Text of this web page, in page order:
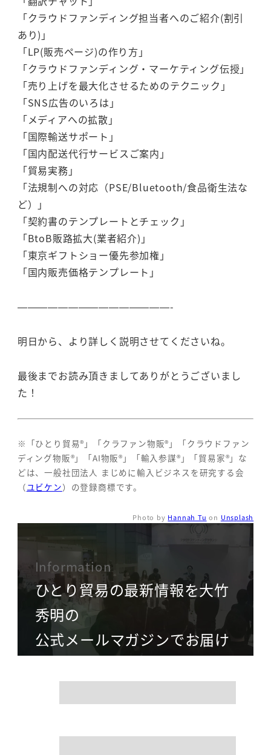
「クラウドファンディング担当者へのご紹介(割引
あり)」
「LP(販売ページ)の作り方」
「クラウドファンディング・マーケティング伝授」
「売り上げを最大化させるためのテクニック」
「SNS広告のいろは」
「メディアへの拡散」
「国際輸送サポート」
「国内配送代行サービスご案内」
「貿易実務」
「法規制への対応（PSE/Bluetooth/食品衛生法な
ど）」
「契約書のテンプレートとチェック」
「BtoB販路拡大(業者紹介)」
「東京ギフトショー優先参加権」
「国内販売価格テンプレート」
———————————————-
明日から、より詳しく説明させてくださいね。
最後までお読み頂きましてありがとうございまし
た！
※「ひとり貿易®」「クラファン物販®」「クラウドファン
ディング物販®」「AI物販®」「輸入参謀®」「貿易家®」な
どは、一般社団法人 まじめに輸入ビジネスを研究する会
（ユビケン）の登録商標です。
Photo by Hannah Tu on Unsplash
Information
ひとり貿易の最新情報を大竹
秀明の
公式メールマガジンでお届け